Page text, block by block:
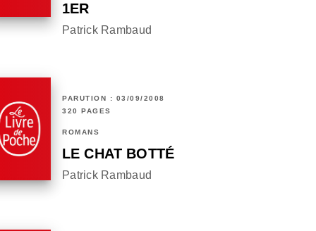
1ER
Patrick Rambaud
PARUTION : 03/09/2008
320 PAGES
ROMANS
LE CHAT BOTTÉ
Patrick Rambaud